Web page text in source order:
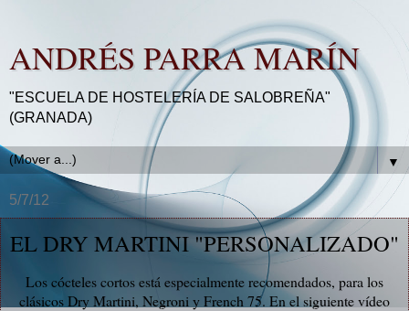
ANDRÉS PARRA MARÍN
"ESCUELA DE HOSTELERÍA DE SALOBREÑA"
(GRANADA)
▼
5/7/12
EL DRY MARTINI "PERSONALIZADO"
Los cócteles cortos está especialmente recomendados, para los
clásicos Dry Martini, Negroni y French 75. En el siguiente vídeo